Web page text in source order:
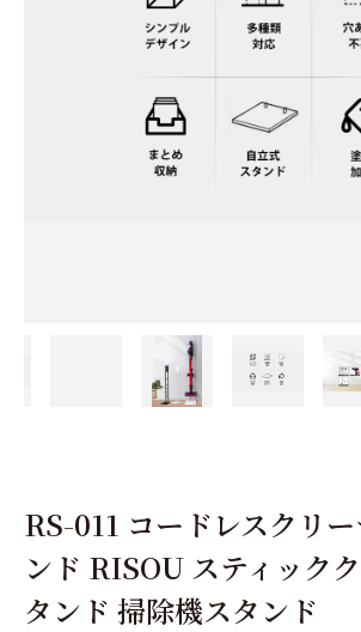
RS-011 コードレスクリ
ンド RISOU スティック
タンド 掃除機スタンド